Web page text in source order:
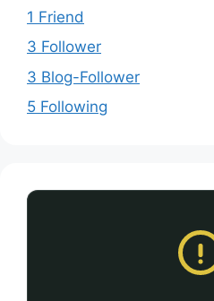
1 Friend
3 Follower
3 Blog-Follower
5 Following